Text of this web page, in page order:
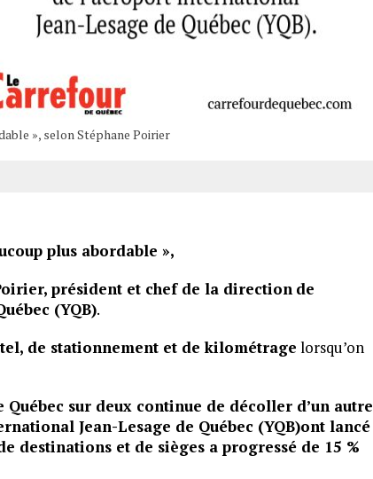
», selon Stéphane Poirier
plus abordable »,
président et chef de la direction de
(YQB).
de stationnement et de kilométrage lorsqu’on
sur deux continue de décoller d’un autre
Jean-Lesage de Québec (YQB)ont lancé
destinations et de sièges a progressé de 15 %